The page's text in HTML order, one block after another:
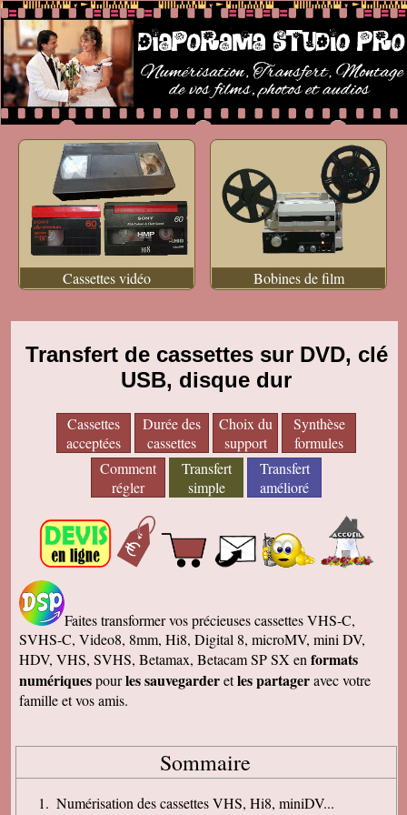
Cassettes vidéo Bobines de film
Transfert de cassettes sur DVD, clé
USB, disque dur
Cassettes
acceptées
Durée des
cassettes
Choix du
support
Synthèse
formules
Comment
régler
Transfert
simple
Transfert
amélioré
Faites transformer vos précieuses cassettes VHS-C,
SVHS-C, Video8, 8mm, Hi8, Digital 8, microMV, mini DV,
HDV, VHS, SVHS, Betamax, Betacam SP SX en formats
numériquespourles sauvegarderetles partageravec votre
famille et vos amis.
Sommaire
Numérisation des cassettes VHS, Hi8, miniDV...